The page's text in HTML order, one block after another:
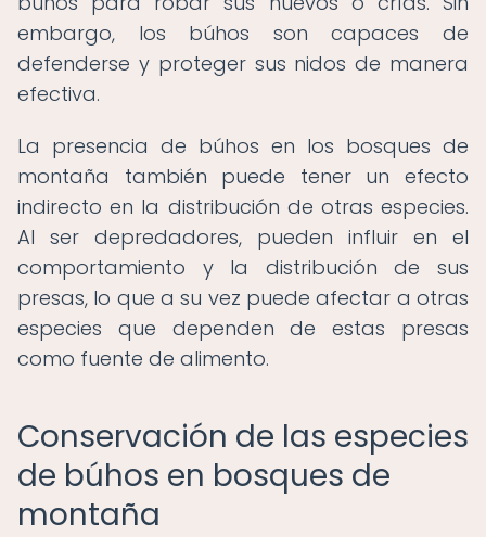
embargo, los búhos son capaces de
defenderse y proteger sus nidos de manera
efectiva.
La presencia de búhos en los bosques de
montaña también puede tener un efecto
indirecto en la distribución de otras especies.
Al ser depredadores, pueden influir en el
comportamiento y la distribución de sus
presas, lo que a su vez puede afectar a otras
especies que dependen de estas presas
como fuente de alimento.
Conservación de las especies
de búhos en bosques de
montaña